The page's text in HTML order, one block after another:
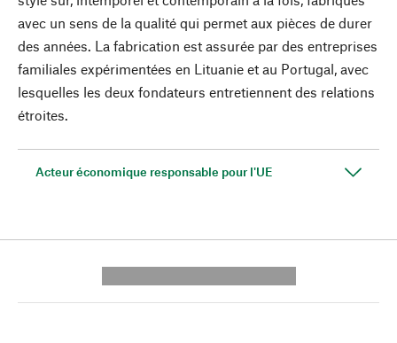
avec un sens de la qualité qui permet aux pièces de durer
des années. La fabrication est assurée par des entreprises
familiales expérimentées en Lituanie et au Portugal, avec
lesquelles les deux fondateurs entretiennent des relations
étroites.
Acteur économique responsable pour l'UE